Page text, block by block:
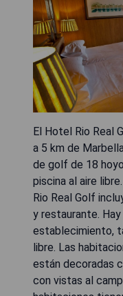
El Hotel Rio Real
a 5 km de
de golf de 18
piscina al aire
Rio Real Golf
y restaurante.
establecimiento,
libre. Las
están decoradas
con vistas al